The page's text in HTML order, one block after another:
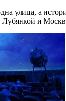
улица, а
и